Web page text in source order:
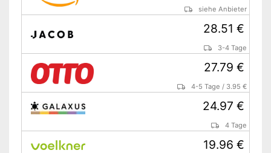
siehe Anbieter
28.51 €
3-4 Tage
27.79 €
4-5 Tage / 3.95 €
24.97 €
4 Tage
19.96 €